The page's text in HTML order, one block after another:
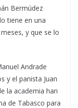
Bermúdez
tiene en una
y que se lo
Andrade
y el panista Juan
la academia han
de Tabasco para